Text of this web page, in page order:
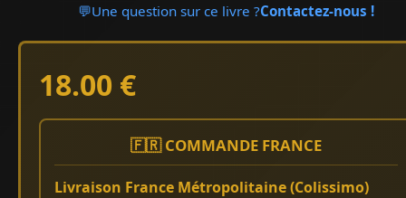
💬Une question sur ce livre ?Contactez-nous !
18.00 €
🇫🇷 COMMANDE FRANCE
Livraison France Métropolitaine (Colissimo)